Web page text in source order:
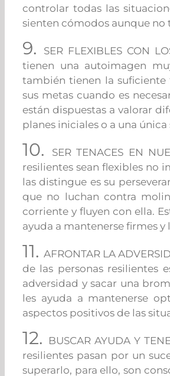
controlar todas las
sienten cómodos aunque no
9.
SER FLEXIBLES CON
tienen una autoimagen
también tienen la
sus metas cuando es
están dispuestas a valorar
planes iniciales o a una
10.
SER TENACES EN
resilientes sean flexibles no
las distingue es su
que no luchan contra
corriente y fluyen con ella.
ayuda a mantenerse firmes
11.AFRONTAR LA
de las personas resilientes
adversidad y sacar una
les ayuda a mantenerse
aspectos positivos de las
12.
BUSCAR AYUDA Y
resilientes pasan por un
superarlo, para ello, son